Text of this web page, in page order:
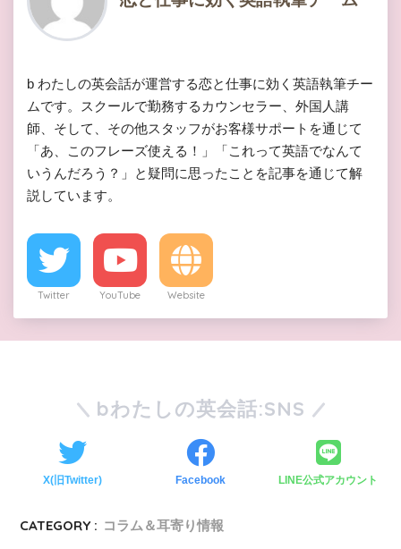
b わたしの英会話が運営する恋と仕事に効く英語執筆チー
ムです。スクールで勤務するカウンセラー、外国人講
師、そして、その他スタッフがお客様サポートを通じて
「あ、このフレーズ使える！」「これって英語でなんて
いうんだろう？」と疑問に思ったことを記事を通じて解
説しています。
Twitter YouTube Website
bわたしの英会話:SNS
X(旧Twitter) Facebook LINE公式アカウント
CATEGORY : コラム＆耳寄り情報